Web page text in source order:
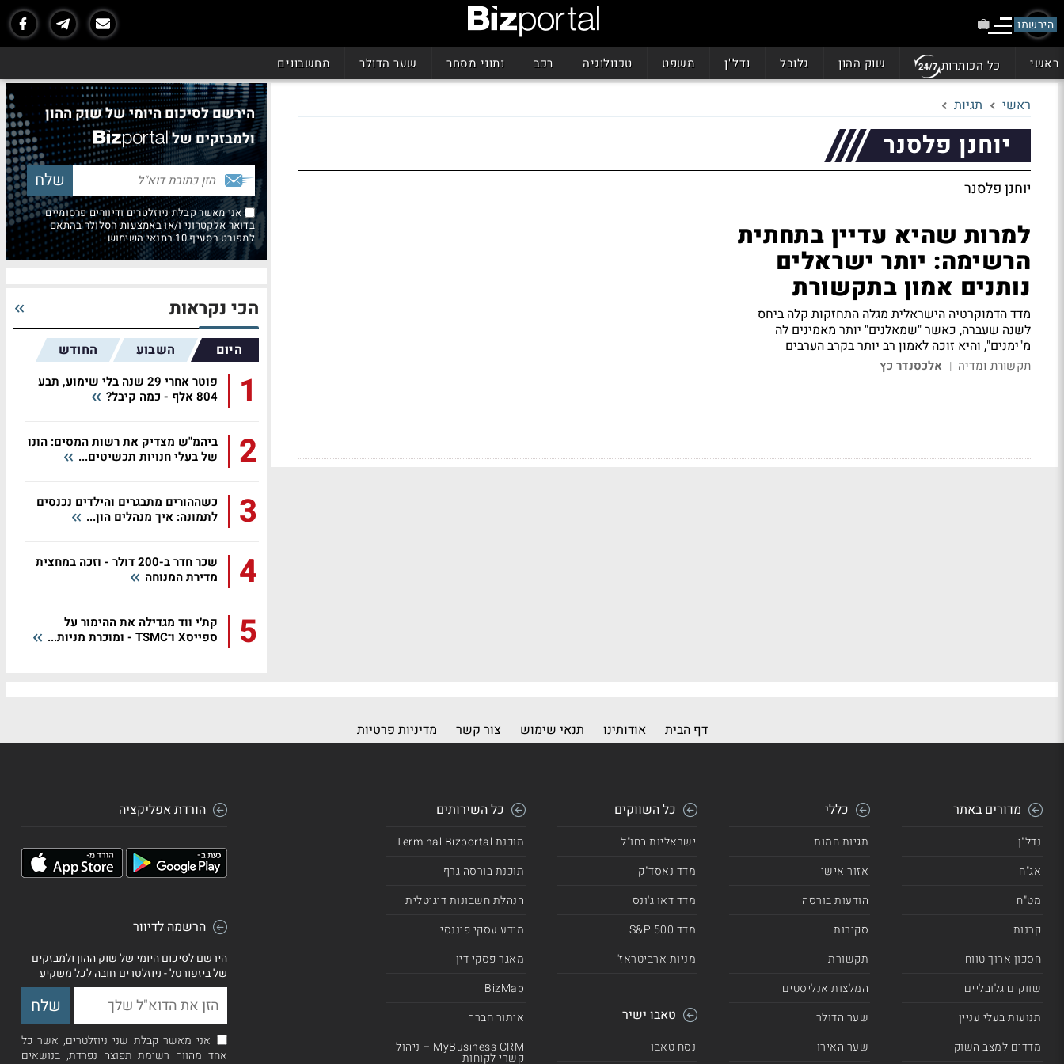
הירשמו
ראשי כל הכותרות שוק ההון גלובל נדל"ן משפט טכנולוגיה רכב נתוני מסחר שער הדולר מחשבונים
ראשי תגיות
יוחנן פלסנר
יוחנן פלסנר
למרות שהיא עדיין בתחתית
הרשימה: יותר ישראלים
נותנים אמון בתקשורת
מדד הדמוקרטיה הישראלית מגלה התחזקות קלה ביחס
לשנה שעברה, כאשר "שמאלנים" יותר מאמינים לה
מ"ימנים", והיא זוכה לאמון רב יותר בקרב הערבים
תקשורת ומדיה | אלכסנדר כץ
הירשם לסיכום היומי של שוק ההון
ולמבזקים של
אני מאשר קבלת ניוזלטרים ודיוורים פרסומיים
בדואר אלקטרוני ו/או באמצעות הסלולר בהתאם
למפורט בסעיף 10 בתנאי השימוש
הכי נקראות
היום השבוע החודש
1
פוטר אחרי 29 שנה בלי שימוע, תבע
804 אלף - כמה קיבל?
2
ביהמ"ש מצדיק את רשות המסים: הונו
של בעלי חנויות תכשיטים...
3
כשההורים מתבגרים והילדים נכנסים
לתמונה: איך מנהלים הון...
4
שכר חדר ב-200 דולר - וזכה במחצית
מדירת המנוחה
5
קת׳י ווד מגדילה את ההימור על
ספייסX ו־TSMC - ומוכרת מניות...
דף הבית אודותינו תנאי שימוש צור קשר מדיניות פרטיות
מדורים באתר
נדל"ן
אג"ח
מט"ח
קרנות
חסכון ארוך טווח
שווקים גלובליים
תנועות בעלי עניין
מדדים למצב השוק
כללי
תגיות חמות
אזור אישי
הודעות בורסה
סקירות
תקשורת
המלצות אנליסטים
שער הדולר
שער האירו
כל השווקים
ישראליות בחו"ל
מדד נאסד"ק
מדד דאו ג'ונס
מדד 500 S&P
מניות ארביטראז'
טאבו ישיר
נסח טאבו
כל השירותים
תוכנת Terminal Bizportal
תוכנת בורסה גרף
הנהלת חשבונות דיגיטלית
מידע עסקי פיננסי
מאגר פסקי דין
BizMap
איתור חברה
MyBusiness CRM – ניהול
קשרי לקוחות
הורדת אפליקציה
הרשמה לדיוור
הירשם לסיכום היומי של שוק ההון ולמבזקים
של ביזפורטל - ניוזלטרים חובה לכל משקיע
אני מאשר קבלת שני ניוזלטרים, אשר כל
אחד מהווה רשימת תפוצה נפרדת, בנושאים